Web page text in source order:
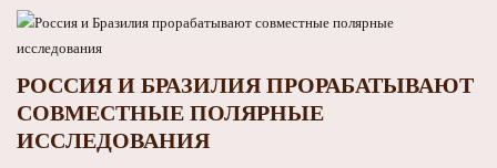
РОССИЯ И БРАЗИЛИЯ ПРОРАБАТЫВАЮТ
СОВМЕСТНЫЕ ПОЛЯРНЫЕ
ИССЛЕДОВАНИЯ